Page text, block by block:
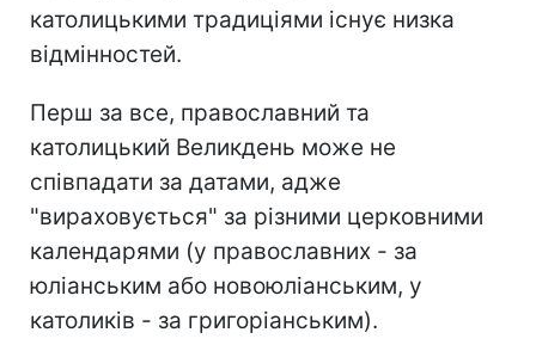
католицькими традиціями існує низка
відмінностей.
Перш за все, православний та
католицький Великдень може не
співпадати за датами, адже
"вираховується" за різними церковними
календарями (у православних - за
юліанським або новоюліанським, у
католиків - за григоріанським).